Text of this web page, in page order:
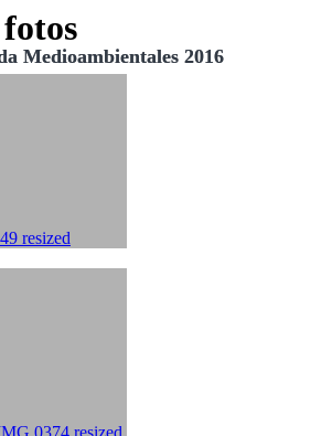
Medioambientales 2016